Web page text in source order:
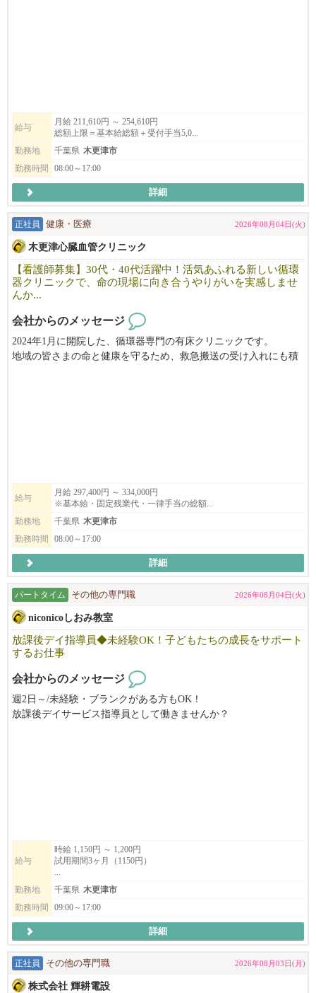
🎯 こんな人におすすめ！
・新しくきれいなクリニックで気持ちよく働きたい方
・医療事務の経験を活かしたい方、または未経験から医療業界に
挑戦したい方
・木更津市周辺で、車通勤ができる安定した正社員求人を探して
いる方
新しい仲間とともに、地域の医療を支えるクリニックを盛り上げ
ていきませんか？
先ずは気軽にお電話ください。
TEL：0438-38-5885
給与
月給 211,610円 ～ 254,610円
総額上限＝基本給総額＋受付手当5,0...
勤務地
千葉県 木更津市
勤務時間
08:00～17:00
詳細
正社員 健康・医療 2026年08月04日(火)
木更津心臓血管クリニック
【看護師募集】30代・40代活躍中！活気あふれる新しい循環
器クリニックで、命の現場に向き合うやりがいを実感しませ
んか...
会社からのメッセージ
2024年1月に開院した、循環器専門の有床クリニックです。
地域の皆さまの命と健康を守るため、救急搬送の受け入れにも積
療の最前線で患者様が回復していく姿や、日常を取り戻していく
瞬間を直接目の当たりにできるため、日々の業務に大きなやりが
いと誇りを感じられます。
🌟 こんな方をお待ちしています
・活気ある職場で、仲間とともに責任感を持って働き、患者様に
・自身のスキルを高め、プロフェッショナルとして成長したい意
欲のある方
患者さまにとって安心できる場所であることはもちろん、
スタッフにとっても「ここで働けてよかった」と思える職場であ
ることを大切にしています。
プライベートも大切にしながら、
仕事には真剣に、そして前向きに取り組める――
何かわからないことがあれば、先ずは気軽にお電話ください。
TEL：0438-38-5885
給与
月給 297,400円 ～ 334,000円
※基本給・固定残業代・一律手当の総額...
勤務地
千葉県 木更津市
勤務時間
08:00～17:00
詳細
パートタイム その他の専門職 2026年08月04日(火)
niconicoしおみ教室
放課後デイ指導員◆未経験OK！子どもたちの成長をサポート
するお仕事
会社からのメッセージ
週2日～/未経験・ブランクがある方もOK！
放課後デイサービス指導員として働きませんか？
一人ひとりが持つ可能性を広げ、安心して自分らしく成長出来る
居場所作りを目指しています。
小さな成功体験を積み重ねる事が出来る環境でお子様の成長を見
守りませんか？
子どもたちの生活支援に興味のある方、ぜひお気軽にお問合せく
ださい！
♢♢♢♢♢♢
放課後等デイサービス
給与
時給 1,150円 ～ 1,200円
試用期間3ヶ月（1150円）
...
勤務地
千葉県 木更津市
勤務時間
09:00～17:00
詳細
正社員 その他の専門職 2026年08月03日(月)
株式会社 輝耕電設